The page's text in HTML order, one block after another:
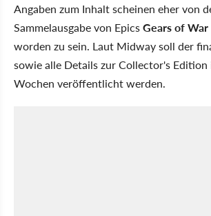
Angaben zum Inhalt scheinen eher von
Sammelausgabe von EpicsGears of War
worden zu sein. Laut Midway soll der
sowie alle Details zur Collector's Edition
Wochen veröffentlicht werden.